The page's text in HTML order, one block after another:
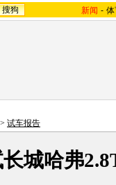
搜狗 新闻 -
> 试车报告
城哈弗